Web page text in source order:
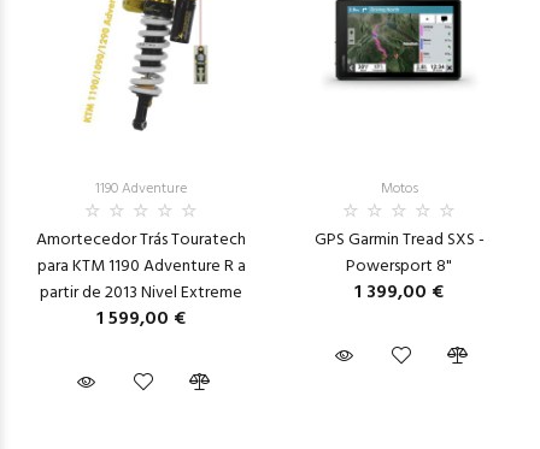
1190 Adventure
Amortecedor Trás Touratech
para KTM 1190 Adventure R a
partir de 2013 Nivel Extreme
1 599,00 €
Motos
GPS Garmin Tread SXS -
Powersport 8"
1 399,00 €